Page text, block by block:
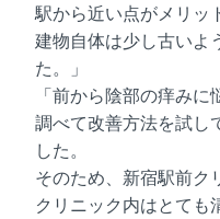
駅から近い点がメリッ
建物自体は少し古いよ
た。」
「前から陰部の痒み
調べて改善方法を試し
した。
そのため、新宿駅前ク
クリニック内はとても